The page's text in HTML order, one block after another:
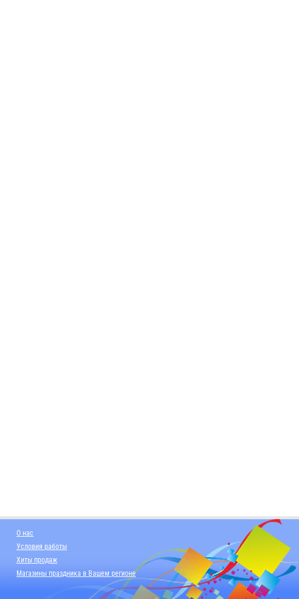
О нас
Условия работы
Хиты продаж
Магазины праздника в Вашем регионе